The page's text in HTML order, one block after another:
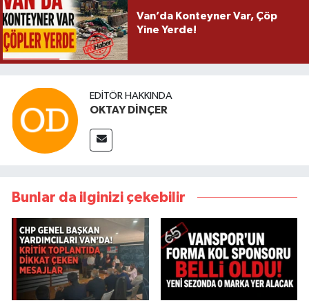
Van’da Konteyner Var, Çöp
Yine Yerde!
EDITÖR HAKKINDA
OKTAY DİNÇER
Bunlar da ilginizi çekebilir